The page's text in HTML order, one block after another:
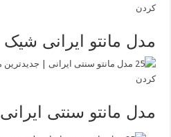
مدل مانتو ایرانی شیک
مدل مانتو سنتی ایرانی